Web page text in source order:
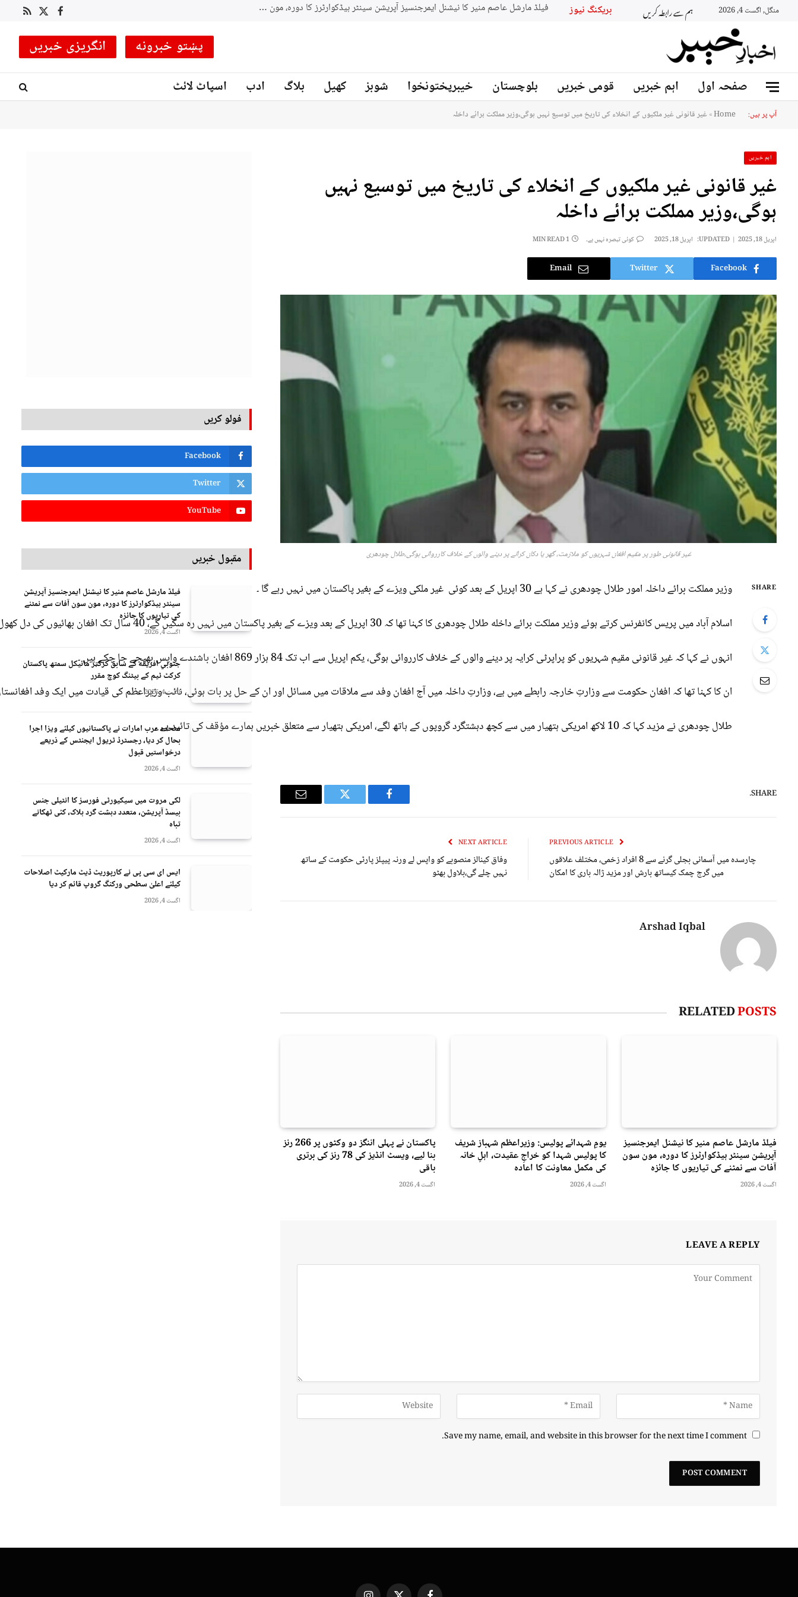
منگل, اگست 4, 2026 ہم سے رابطہ کریں بریکنگ نیوز جنوبي افريقه کے سابق کرکټر مائیکل سمتھ پاکستان کرکٹ ٹیم کے بیٹنگ کوچ مقرر Facebook
X
RSS
پښتو خبرونه انگریزی خبریں
صفحہ اول اہم خبریں قومی خبریں بلوچستان خیبرپختونخوا شوبز کھیل بلاگ ادب اسپاٹ لائٹ
آپ پر ہیں: Home
»غیر قانونی غیر ملکیوں کے انخلاء کی تاریخ میں توسیع نہیں ہوگی،وزیر مملکت برائے داخلہ
اہم خبریں
غیر قانونی غیر ملکیوں کے انخلاء کی تاریخ میں توسیع نہیں
ہوگی،وزیر مملکت برائے داخلہ
اپریل 18, 2025 UPDATED: اپریل 18, 2025 کوئی تبصرہ نہیں ہے۔ 1 MIN READ
Facebook
Twitter
Email
غیر قانونی طور پر مقیم افغان شہریوں کو ملازمت، گھر یا دکان کرائے پر دینے والوں کے خلاف کارروائی ہوگی،طلال چودھری
SHARE
وزیر مملکت برائے داخلہ امور طلال چودھری نے کہا ہے 30 اپریل کے بعد کوئی غیر ملکی ویزے کے بغیر پاکستان میں نہیں رہے گا ۔
اسلام آباد میں پریس کانفرنس کرتے ہوئے وزیر مملکت برائے داخله طلال چودھری کا کہنا تھا کہ 30 اپریل کے بعد ویزے کے بغیر پاکستان میں نہیں رہ سکیں گے، 40 سال تک افغان بھائیوں کی دل کھول کر میزبانی کی، دنیا میں کوئی ملک ایسا نہیں جہاں بغیر ویزے کے رہائش اختيار کی جائے ۔
انہوں نے کہا کہ غیر قانونی مقیم شہریوں کو پراپرٹی کرایہ پر دینے والوں کے خلاف کارروائی ہوگی، یکم اپریل سے اب تک 84 ہزار 869 افغان باشندے واپس بھیجے جا چکے ہیں ۔
ان کا کہنا تھا کہ افغان حکومت سے وزارتِ خارجہ رابطے میں ہے، وزارتِ داخلہ میں آج افغان وفد سے ملاقات میں مسائل اور ان کے حل پر بات ہوئی، نائب وزیراعظم کی قیادت میں ایک وفد
طلال چودھری نے مزید کہا کہ 10 لاکھ امریکی ہتھیار میں سے کچھ دہشتگرد گروپوں کے ہاتھ لگے، امریکی ہتھیار سے متعلق خبریں ہمارے مؤقف کی تائید ہے ۔
SHARE.
Facebook
Twitter
Email
چارسدہ میں آسمانی بجلی گرنے سے 8 افراد زخمی، مختلف علاقوں
میں گرج چمک کیساتھ بارش اور مزید ژالہ باری کا امکان
NEXT ARTICLE
وفاق کینالز منصوبے کو واپس لے ورنہ پیپلز پارٹی حکومت کے ساتھ
نہیں چلے گی،بلاول بھٹو
Arshad Iqbal
RELATEDPOSTS
فیلڈ مارشل عاصم منیر کا نیشنل ایمرجنسیز
آپریشن سینٹر ہیڈکوارٹرز کا دورہ، مون سون
آفات سے نمٹنے کی تیاریوں کا جائزہ
اگست 4, 2026
یومِ شہدائے پولیس: وزیراعظم شہباز شریف
کا پولیس شہدا کو خراجِ عقیدت، اہلِ خانہ
کی مکمل معاونت کا اعادہ
اگست 4, 2026
پاکستان نے پہلی اننگز دو وکٹوں پر 266 رنز
بنا لیے، ویسٹ انڈیز کی 78 رنز کی برتری
باقی
اگست 4, 2026
LEAVE A REPLY
Save my name, email, and website in this browser for the next time I comment.
فولو کریں
Facebook
Twitter
YouTube
مقبول خبریں
فیلڈ مارشل عاصم منیر کا نیشنل ایمرجنسیز آپریشن
سینٹر ہیڈکوارٹرز کا دورہ، مون سون آفات سے نمٹنے
کی تیاریوں کا جائزہ
اگست 4, 2026
جنوبي افريقه کے سابق کرکټر مائیکل سمتھ پاکستان
کرکٹ ٹیم کے بیٹنگ کوچ مقرر
اگست 4, 2026
متحدہ عرب امارات نے پاکستانیوں کیلئے ویزا اجرا
بحال کر دیا، رجسٹرڈ ٹریول ایجنٹس کے ذریعے
درخواستیں قبول
اگست 4, 2026
لکی مروت میں سیکیورٹی فورسز کا انٹیلی جنس
بیسڈ آپریشن، متعدد دہشت گرد ہلاک، کئی ٹھکانے
تباہ
اگست 4, 2026
ایس ای سی پی نے کارپوریٹ ڈیٹ مارکیٹ اصلاحات
کیلئے اعلیٰ سطحی ورکنگ گروپ قائم کر دیا
اگست 4, 2026